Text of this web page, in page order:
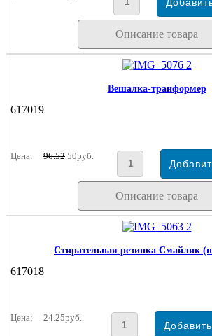
Описание товара
Вешалка-транформер
617019
Цена: 96.52 50руб.
Описание товара
Стирательная резинка Смайлик
617018
Цена: 24.25руб.